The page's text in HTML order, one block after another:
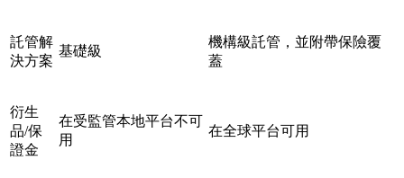
託管解
決方案
基礎級
機構級託管，並附帶保險覆
蓋
衍生
品/保
證金
在受監管本地平台不可
用
在全球平台可用